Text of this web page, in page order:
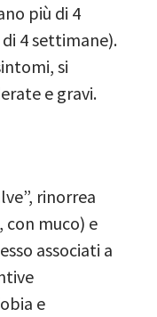
più di 4
4 settimane).
si
e gravi.
rinorrea
con muco) e
associati a
e